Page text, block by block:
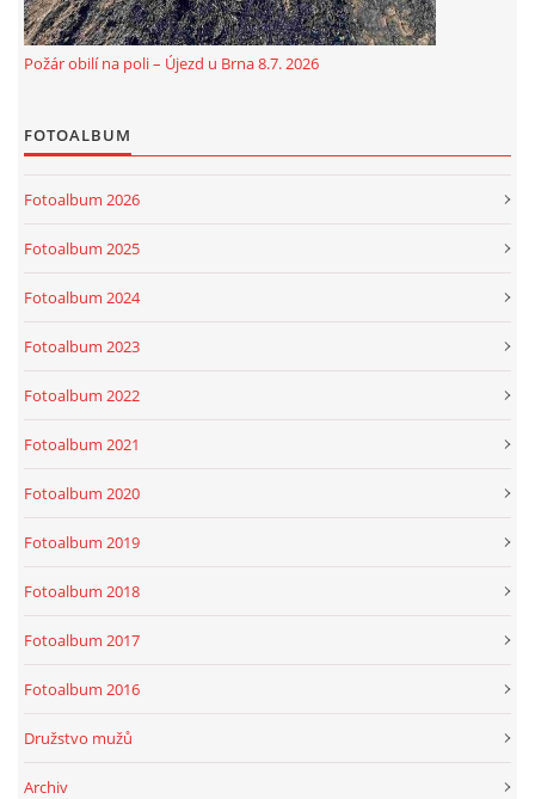
Požár obilí na poli – Újezd u Brna 8.7. 2026
FOTOALBUM
Fotoalbum 2026
Fotoalbum 2025
Fotoalbum 2024
Fotoalbum 2023
Fotoalbum 2022
Fotoalbum 2021
Fotoalbum 2020
Fotoalbum 2019
Fotoalbum 2018
Fotoalbum 2017
Fotoalbum 2016
Družstvo mužů
Archiv